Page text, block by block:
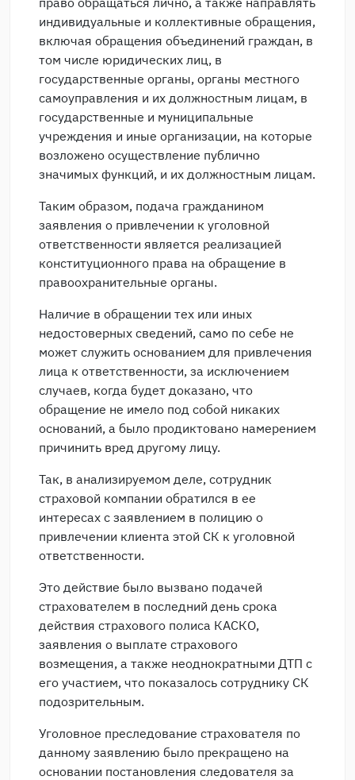
индивидуальные и коллективные обращения,
включая обращения объединений граждан, в
том числе юридических лиц, в
государственные органы, органы местного
самоуправления и их должностным лицам, в
государственные и муниципальные
учреждения и иные организации, на которые
возложено осуществление публично
значимых функций, и их должностным лицам.
Таким образом, подача гражданином
заявления о привлечении к уголовной
ответственности является реализацией
конституционного права на обращение в
правоохранительные органы.
Наличие в обращении тех или иных
недостоверных сведений, само по себе не
может служить основанием для привлечения
лица к ответственности, за исключением
случаев, когда будет доказано, что
обращение не имело под собой никаких
оснований, а было продиктовано намерением
причинить вред другому лицу.
Так, в анализируемом деле, сотрудник
страховой компании обратился в ее
интересах с заявлением в полицию о
привлечении клиента этой СК к уголовной
ответственности.
Это действие было вызвано подачей
страхователем в последний день срока
действия страхового полиса КАСКО,
заявления о выплате страхового
возмещения, а также неоднократными ДТП с
его участием, что показалось сотруднику СК
подозрительным.
Уголовное преследование страхователя по
данному заявлению было прекращено на
основании постановления следователя за